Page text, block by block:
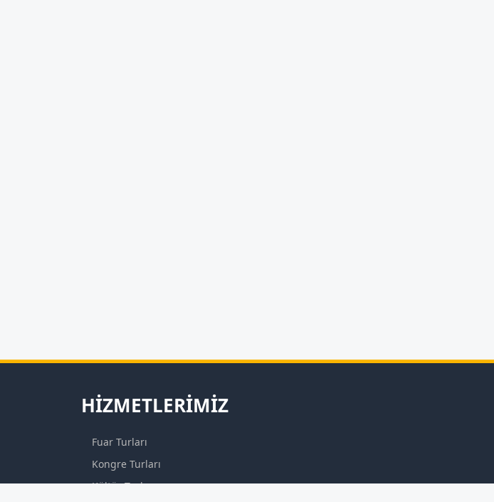
HIZMETLERIMIZ
Fuar Turları
Kongre Turları
Kültür Turları